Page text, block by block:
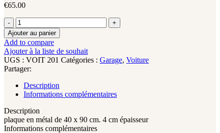
€65.00
quantité
de
Voiture
201
Ajouter au panier
Add to compare
Ajouter à la liste de souhait
UGS : VOIT 201 Catégories : Garage, Voiture
Partager:
Description
Informations complémentaires
Description
plaque en métal de 40 x 90 cm. 4 cm épaisseur
Informations complémentaires